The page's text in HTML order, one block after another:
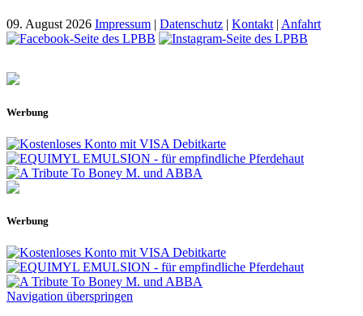
09. August 2026 Impressum | Datenschutz | Kontakt | Anfahrt
Werbung
Werbung
Navigation überspringen